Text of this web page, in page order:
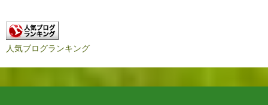
人気ブログランキング